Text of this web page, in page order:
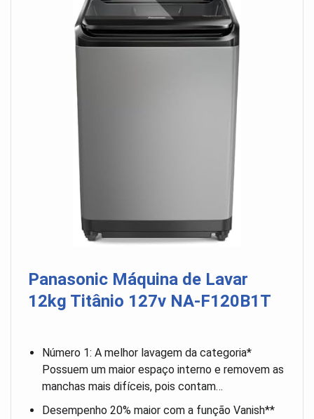
Panasonic Máquina de Lavar
12kg Titânio 127v NA-F120B1T
Número 1: A melhor lavagem da categoria*
Possuem um maior espaço interno e removem as
manchas mais difíceis, pois contam…
Desempenho 20% maior com a função Vanish**